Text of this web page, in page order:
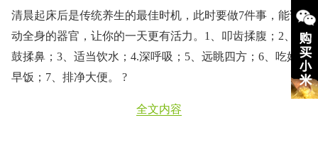
清晨起床后是传统养生的最佳时机，此时要做7件事，能调
动全身的器官，让你的一天更有活力。1、叩齿揉腹；2、击
鼓揉鼻；3、适当饮水；4.深呼吸；5、远眺四方；6、吃好
早饭；7、排净大便。 ?
全文内容